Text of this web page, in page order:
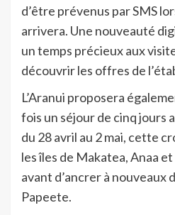
d’être prévenus par SMS
arrivera. Une nouveauté
un temps précieux aux
découvrir les offres de
L’Aranui proposera
fois un séjour de cinq jours
du 28 avril au 2 mai, cette
les îles de Makatea, Anaa
avant d’ancrer à nouveaux
Papeete.